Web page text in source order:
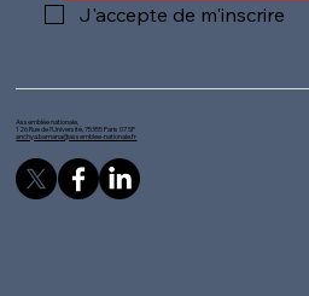
J'accepte de m'inscrire
Assemblée nationale,
126 Rue de l'Université, 75355 Paris 07 SP
anchya.bamana@assemblee-nationale.fr